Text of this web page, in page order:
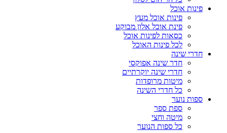
פינות אוכל
פינות אוכל מעץ
פינת אוכל אלון מבוקע
כסאות לפינות אוכל
לכל פינות האוכל
חדרי שינה
חדר שינה אפוקסי
חדרי שינה יוקרתיים
מיטות מרופדות
כל חדרי השינה
ספות נוער
ספת ספר
מיטה וחצי
כל ספות הנוער